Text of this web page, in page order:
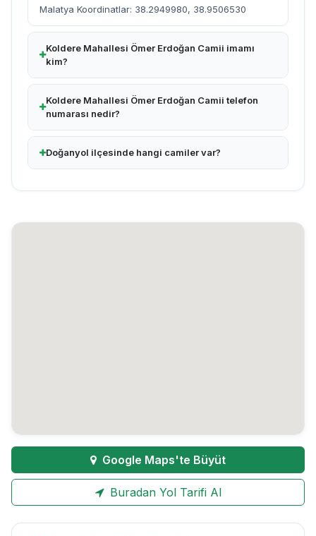
Malatya Koordinatlar: 38.2949980, 38.9506530
Koldere Mahallesi Ömer Erdoğan Camii imamı
kim?
Koldere Mahallesi Ömer Erdoğan Camii telefon
numarası nedir?
Doğanyol ilçesinde hangi camiler var?
Google Maps'te Büyüt
Buradan Yol Tarifi Al